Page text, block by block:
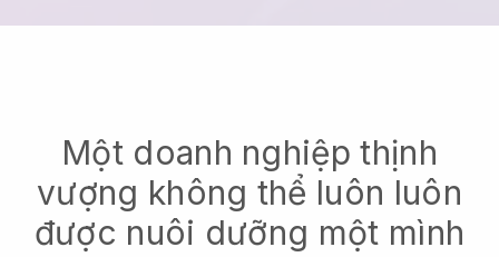
Một doanh nghiệp thịnh
vượng không thể luôn luôn
được nuôi dưỡng một mình